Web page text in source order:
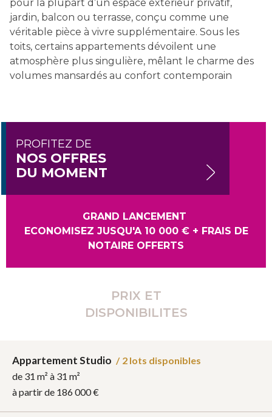
pour la plupart d’un espace extérieur privatif,
jardin, balcon ou terrasse, conçu comme une
véritable pièce à vivre supplémentaire. Sous les
toits, certains appartements dévoilent une
atmosphère plus singulière, mêlant le charme des
volumes mansardés au confort contemporain
PROFITEZ DE
NOS OFFRES
DU MOMENT
GRAND LANCEMENT
ECONOMISEZ JUSQU'A 10 000 € + FRAIS DE
NOTAIRE OFFERTS
PRIX ET
DISPONIBILITES
Appartement Studio / 2 lots disponibles
de 31 m² à 31 m²
à partir de 186 000 €